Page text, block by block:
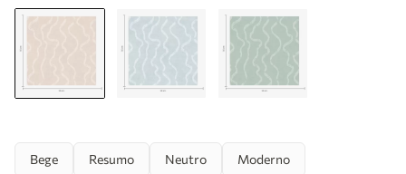
Bege Resumo Neutro Moderno